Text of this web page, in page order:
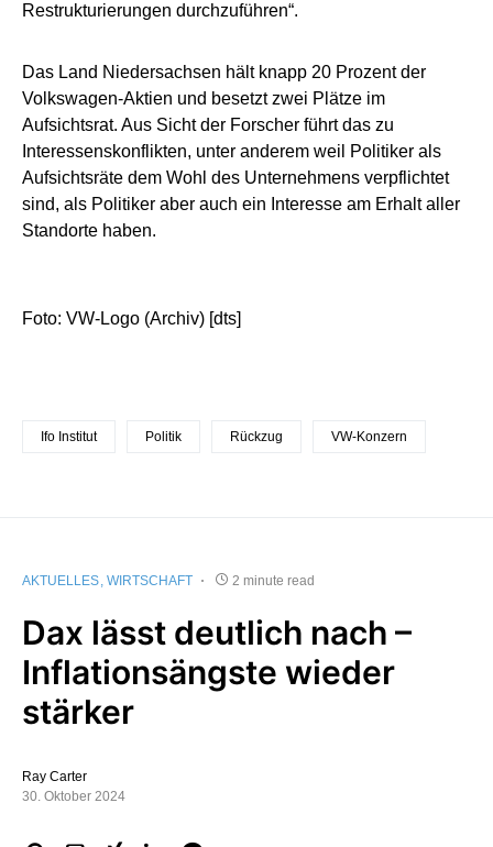
Restrukturierungen durchzuführen“.
Das Land Niedersachsen hält knapp 20 Prozent der
Volkswagen-Aktien und besetzt zwei Plätze im
Aufsichtsrat. Aus Sicht der Forscher führt das zu
Interessenskonflikten, unter anderem weil Politiker als
Aufsichtsräte dem Wohl des Unternehmens verpflichtet
sind, als Politiker aber auch ein Interesse am Erhalt aller
Standorte haben.
Foto: VW-Logo (Archiv) [dts]
Ifo Institut Politik Rückzug VW-Konzern
AKTUELLES WIRTSCHAFT 2 minute read
Dax lässt deutlich nach –
Inflationsängste wieder
stärker
Ray Carter
30. Oktober 2024